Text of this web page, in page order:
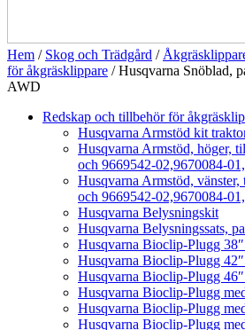
Hem / Skog och Trädgård /
för åkgräsklippare / Husqvarna Snöblad,
AWD
Redskap och tillbehör för
Husqvarna Armstöd kit
Husqvarna Armstöd, höger,
och 9669542-02,9670084-
Husqvarna Armstöd,
och 9669542-02,9670084-
Husqvarna Belysningskit
Husqvarna Belysningssats,
Husqvarna Bioclip-Plugg
Husqvarna Bioclip-Plugg
Husqvarna Bioclip-Plugg
Husqvarna Bioclip-Plugg
Husqvarna Bioclip-Plugg
Husqvarna Bioclip-Plugg